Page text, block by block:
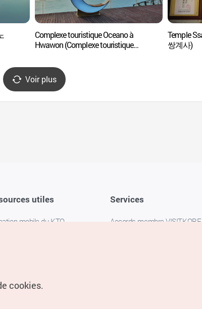
Complexe touristique Oceano à
Hwawon (Complexe touristique
Temple
쌍계사)
Voir plus
utiles
mobile du KTO
Services
Accords membre
cookies.